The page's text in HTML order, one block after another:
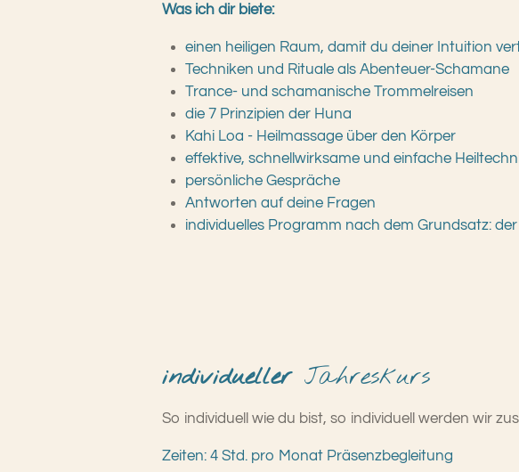
Was ich dir biete:
einen heiligen Raum, damit du deiner Intuition
Techniken und Rituale als Abenteuer-Schamane
Trance- und schamanische Trommelreisen
die 7 Prinzipien der Huna
Kahi Loa - Heilmassage über den Körper
effektive, schnellwirksame und einfache
persönliche Gespräche
Antworten auf deine Fragen
individuelles Programm nach dem Grundsatz:
individuellerJahreskurs
So individuell wie du bist, so individuell werden wir
Zeiten: 4 Std. pro Monat Präsenzbegleitung